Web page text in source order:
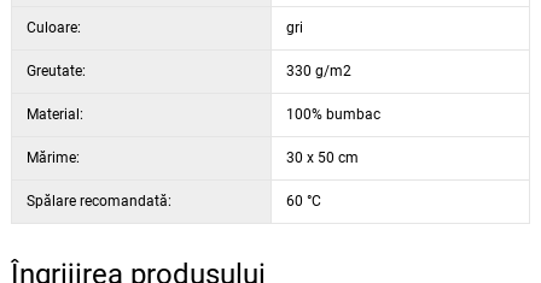
Culoare: gri
Greutate: 330 g/m2
Material: 100% bumbac
Mărime: 30 x 50 cm
Spălare recomandată: 60 °C
Îngrijirea produsului